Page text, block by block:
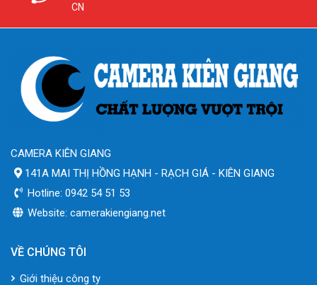
CN
CAMERA KIÊN GIANG
141A MAI THỊ HỒNG HẠNH - RẠCH GIÁ - KIÊN GIANG
Hotline: 0942 54 51 53
Website: camerakiengiang.net
VỀ CHÚNG TÔI
Giới thiệu công ty